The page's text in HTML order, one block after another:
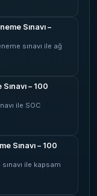
Sınavı –
sınavı ile ağ
– 100
ile SOC
Sınavı – 100
ile kapsam